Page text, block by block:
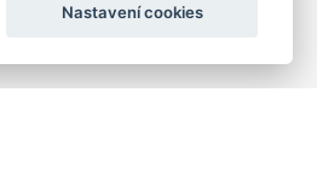
Nastavení cookies